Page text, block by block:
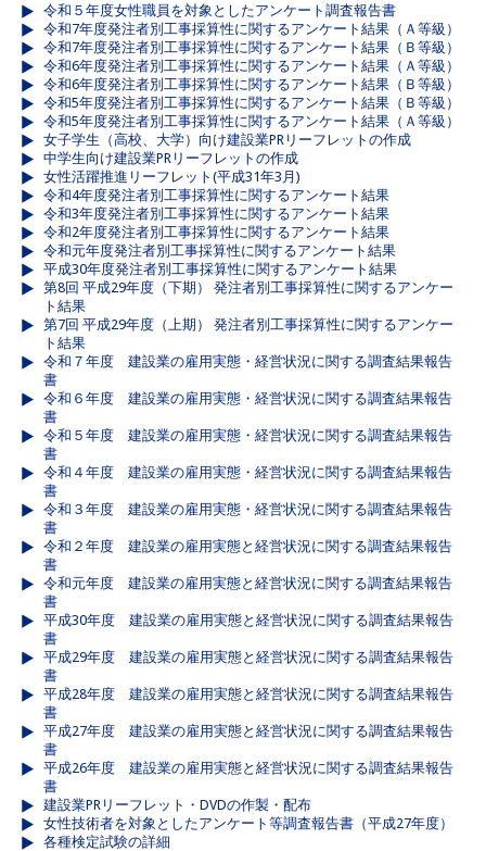
令和５年度女性職員を対象としたアンケート調査報告書
令和7年度発注者別工事採算性に関するアンケート結果（Ａ等級）
令和7年度発注者別工事採算性に関するアンケート結果（Ｂ等級）
令和6年度発注者別工事採算性に関するアンケート結果（Ａ等級）
令和6年度発注者別工事採算性に関するアンケート結果（Ｂ等級）
令和5年度発注者別工事採算性に関するアンケート結果（Ｂ等級）
令和5年度発注者別工事採算性に関するアンケート結果（Ａ等級）
女子学生（高校、大学）向け建設業PRリーフレットの作成
中学生向け建設業PRリーフレットの作成
女性活躍推進リーフレット(平成31年3月)
令和4年度発注者別工事採算性に関するアンケート結果
令和3年度発注者別工事採算性に関するアンケート結果
令和2年度発注者別工事採算性に関するアンケート結果
令和元年度発注者別工事採算性に関するアンケート結果
平成30年度発注者別工事採算性に関するアンケート結果
第8回 平成29年度（下期） 発注者別工事採算性に関するアンケー
ト結果
第7回 平成29年度（上期） 発注者別工事採算性に関するアンケー
ト結果
令和７年度 建設業の雇用実態・経営状況に関する調査結果報告
書
令和６年度 建設業の雇用実態・経営状況に関する調査結果報告
書
令和５年度 建設業の雇用実態・経営状況に関する調査結果報告
書
令和４年度 建設業の雇用実態・経営状況に関する調査結果報告
書
令和３年度 建設業の雇用実態・経営状況に関する調査結果報告
書
令和２年度 建設業の雇用実態と経営状況に関する調査結果報告
書
令和元年度 建設業の雇用実態と経営状況に関する調査結果報告
書
平成30年度 建設業の雇用実態と経営状況に関する調査結果報告
書
平成29年度 建設業の雇用実態と経営状況に関する調査結果報告
書
平成28年度 建設業の雇用実態と経営状況に関する調査結果報告
書
平成27年度 建設業の雇用実態と経営状況に関する調査結果報告
書
平成26年度 建設業の雇用実態と経営状況に関する調査結果報告
書
建設業PRリーフレット・DVDの作製・配布
女性技術者を対象としたアンケート等調査報告書（平成27年度）
各種検定試験の詳細